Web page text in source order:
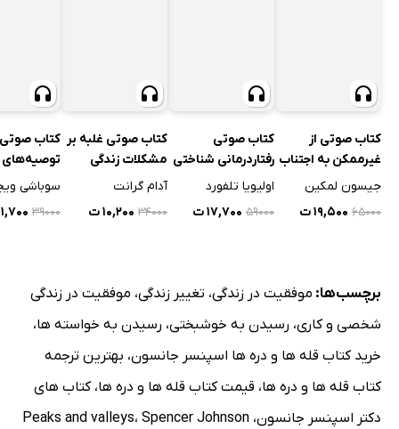
کتاب صوتی از
غیرممکن به اجتناب
ناپذیر
جیسون لمکین
۶۵۰۰۰ ۱۹,۵۰۰ ت
کتاب صوتی
رفتاردرمانی شناختی
اولیویا تلفورد
۵۹۰۰۰ ۱۷,۷۰۰ ت
کتاب صوتی غلبه بر
مشکلات زندگی
آدام گرانت
۳۴۰۰۰ ۱۰,۲۰۰ ت
کتاب صوتی
توصیه‌های
برای کادر
سوباشی
۳۹۰۰۰ ۱۱,۷۰۰
برچسب‌ها: موفقیت در زندگی، تغییر زندگی، موفقیت در زندگی
شخصی و کاری، رسیدن به خوشبختی، رسیدن به خواسته ها،
خرید کتاب قله ها و دره ها اسپنسر جانسون، بهترین ترجمه
کتاب قله ها و دره ها، قیمت کتاب قله ها و دره ها،کتاب های
دکتر اسپنسر جانسون، Peaks and valleys، Spencer Johnson